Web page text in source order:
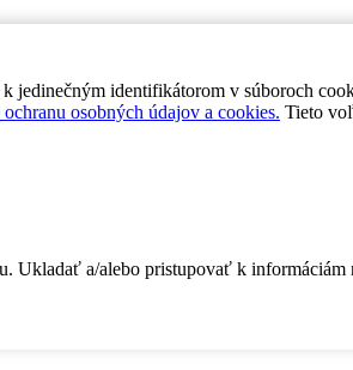
identifikátorom v súboroch
osobných údajov a cookies. Tieto
a/alebo pristupovať k informáciám